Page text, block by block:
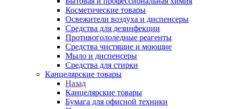
Косметические товары
Освежители воздуха и диспенсеры
Средства для дезинфекции
Противогололедные реагенты
Средства чистящие и моющие
Мыло и диспенсеры
Средства для стирки
Канцелярские товары
Назад
Канцелярские товары
Бумага для офисной техники